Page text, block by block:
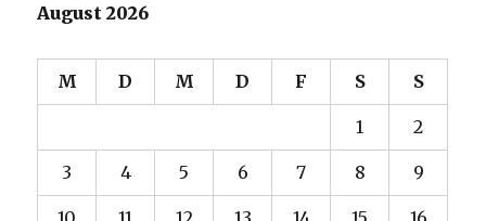
August 2026
M D M D F S S
1 2
3 4 5 6 7 8 9